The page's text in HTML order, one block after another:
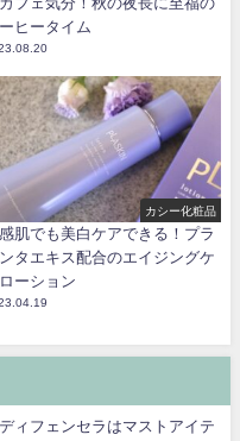
ヒータイム
カシー化粧品
肌でも美白ケアできる！プラ
タエキス配合のエイジングケ
ーション
ィフェンセラはマストアイテ